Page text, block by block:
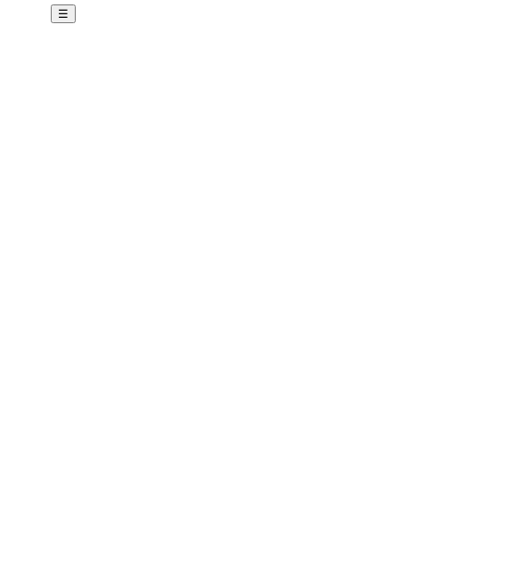
☰